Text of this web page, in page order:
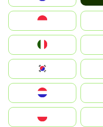
South Korea